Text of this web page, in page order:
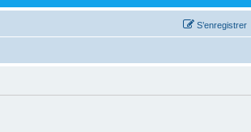
S’enregistrer